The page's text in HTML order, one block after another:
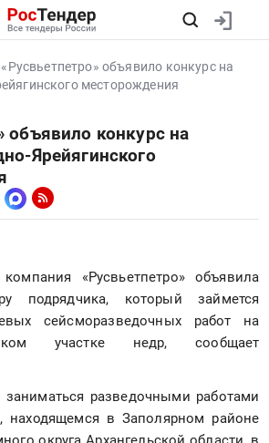
«Русвьетпетро» объявило конкурс на
месторождения
объявило конкурс на
Ярейягинского
подрядчика, который займется
сейсморазведочных работ на
заниматься разведочными работами
находящемся в Заполярном районе